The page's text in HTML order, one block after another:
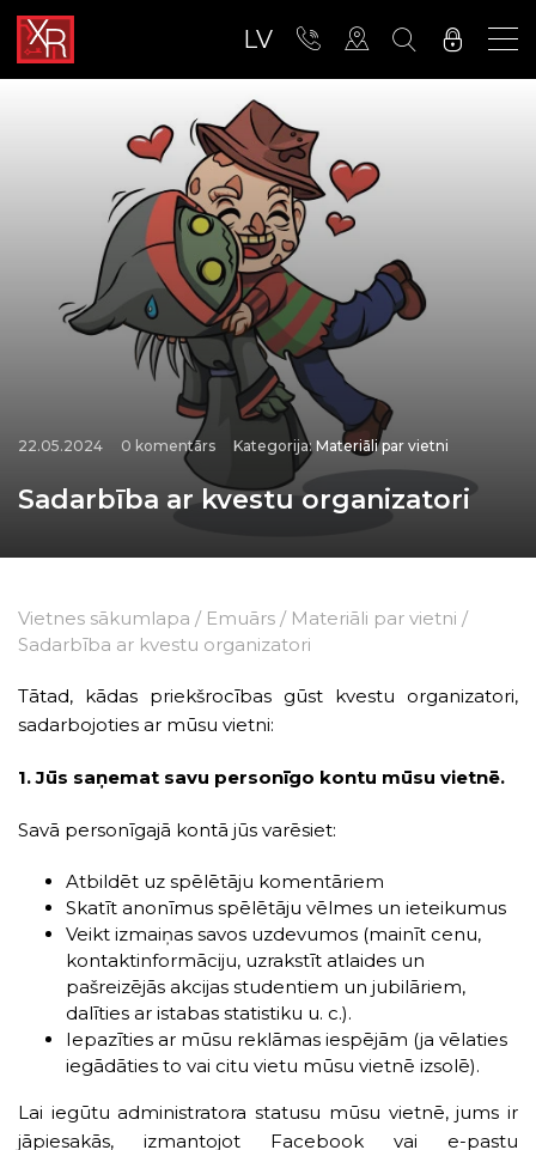
LV
22.05.2024 0 komentārs Kategorija: Materiāli par vietni
Sadarbība ar kvestu organizatori
Vietnes sākumlapa / Emuārs / Materiāli par vietni /
Sadarbība ar kvestu organizatori
Tātad, kādas priekšrocības gūst kvestu organizatori,
sadarbojoties ar mūsu vietni:
1. Jūs saņemat savu personīgo kontu mūsu vietnē.
Savā personīgajā kontā jūs varēsiet:
Atbildēt uz spēlētāju komentāriem
Skatīt anonīmus spēlētāju vēlmes un ieteikumus
Veikt izmaiņas savos uzdevumos (mainīt cenu,
kontaktinformāciju, uzrakstīt atlaides un
pašreizējās akcijas studentiem un jubilāriem,
dalīties ar istabas statistiku u. c.).
Iepazīties ar mūsu reklāmas iespējām (ja vēlaties
iegādāties to vai citu vietu mūsu vietnē izsolē).
Lai iegūtu administratora statusu mūsu vietnē, jums ir
jāpiesakās, izmantojot Facebook vai e-pastu